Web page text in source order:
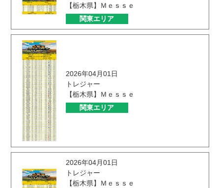
【栃木県】Ｍｅｓｓｅ
関東エリア
2026年04月01日
トレジャー
【栃木県】Ｍｅｓｓｅ
関東エリア
2026年04月01日
トレジャー
【栃木県】Ｍｅｓｓｅ